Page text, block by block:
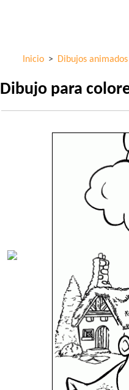
Inicio > Dibujos animados
Dibujo para